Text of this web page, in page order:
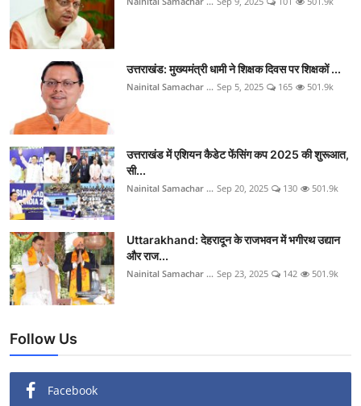
उत्तराखंड: मुख्यमंत्री धामी ने शिक्षक दिवस पर शिक्षकों ...
Nainital Samachar ... Sep 5, 2025 165 501.9k
उत्तराखंड में एशियन कैडेट फेंसिंग कप 2025 की शुरूआत,
सी...
Nainital Samachar ... Sep 20, 2025 130 501.9k
Uttarakhand: देहरादून के राजभवन में भगीरथ उद्यान
और राज...
Nainital Samachar ... Sep 23, 2025 142 501.9k
Follow Us
Facebook